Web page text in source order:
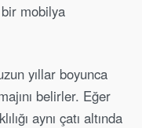
mobilya
yıllar boyunca
belirler. Eğer
aynı çatı altında